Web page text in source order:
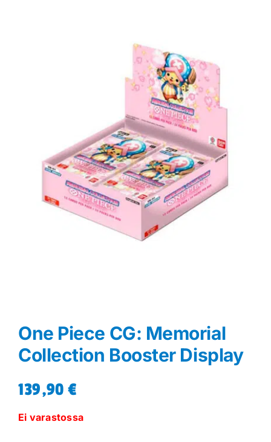
Greidauspalvelu
One Piece CG: Memorial
Collection Booster Display
139,90 €
Ei varastossa